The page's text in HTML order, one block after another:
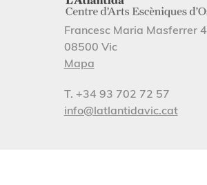
Francesc Maria Masferrer 4
08500 Vic
Mapa
T. +34 93 702 72 57
info@latlantidavic.cat